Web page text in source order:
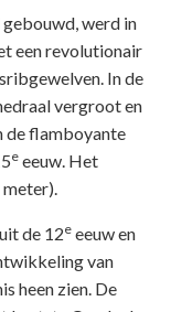
werd in
een revolutionair
In de
vergroot en
de flamboyante
e eeuw. Het
de 12e eeuw en
van
heen zien. De